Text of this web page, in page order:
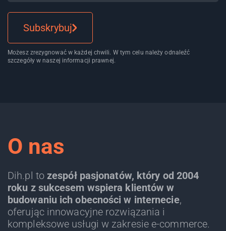
Subskrybuj
Możesz zrezygnować w każdej chwili. W tym celu należy odnaleźć
szczegóły w naszej informacji prawnej.
O nas
Dih.pl to zespół pasjonatów, który od 2004
roku z sukcesem wspiera klientów w
budowaniu ich obecności w internecie,
oferując innowacyjne rozwiązania i
kompleksowe usługi w zakresie e-commerce.